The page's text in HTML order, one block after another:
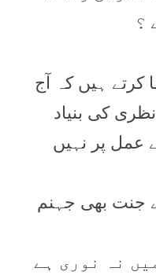
؟
کرتے ہيں کہ آج
کی بنياد
عمل پر نہيں
جنت بھی جہنم
نہ نوری ہے